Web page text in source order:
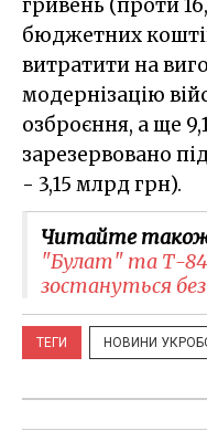
гривень (проти
бюджетних
витратити на
модернізацію
озброєння, а ще
зарезервовано
- 3,15 млрд грн).
Читайте
"Булат" та Т-84
зостануться
ТЕГИ НОВИНИ